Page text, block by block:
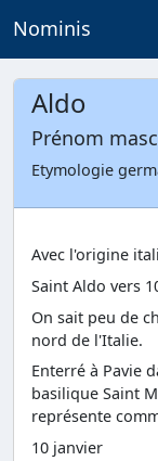
Nominis
Aldo
Prénom
Etymologie
Avec l'origine
Saint Aldo vers
On sait peu de
nord de l'Italie.
Enterré à Pavie
basilique Saint
représente
10 janvier